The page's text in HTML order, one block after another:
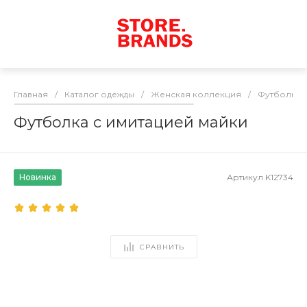
Главная / Каталог одежды / Женская коллекция / Футболки
Футболка с имитацией майки
Новинка Артикул K12734
СРАВНИТЬ